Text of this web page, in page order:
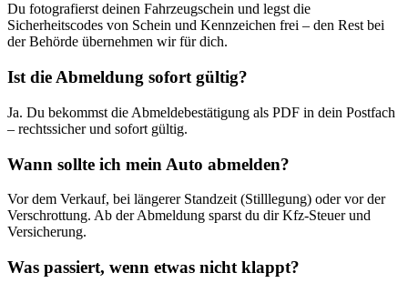
Du fotografierst deinen Fahrzeugschein und legst die
Sicherheitscodes von Schein und Kennzeichen frei – den Rest bei
der Behörde übernehmen wir für dich.
Ist die Abmeldung sofort gültig?
Ja. Du bekommst die Abmeldebestätigung als PDF in dein Postfach
– rechtssicher und sofort gültig.
Wann sollte ich mein Auto abmelden?
Vor dem Verkauf, bei längerer Standzeit (Stilllegung) oder vor der
Verschrottung. Ab der Abmeldung sparst du dir Kfz-Steuer und
Versicherung.
Was passiert, wenn etwas nicht klappt?